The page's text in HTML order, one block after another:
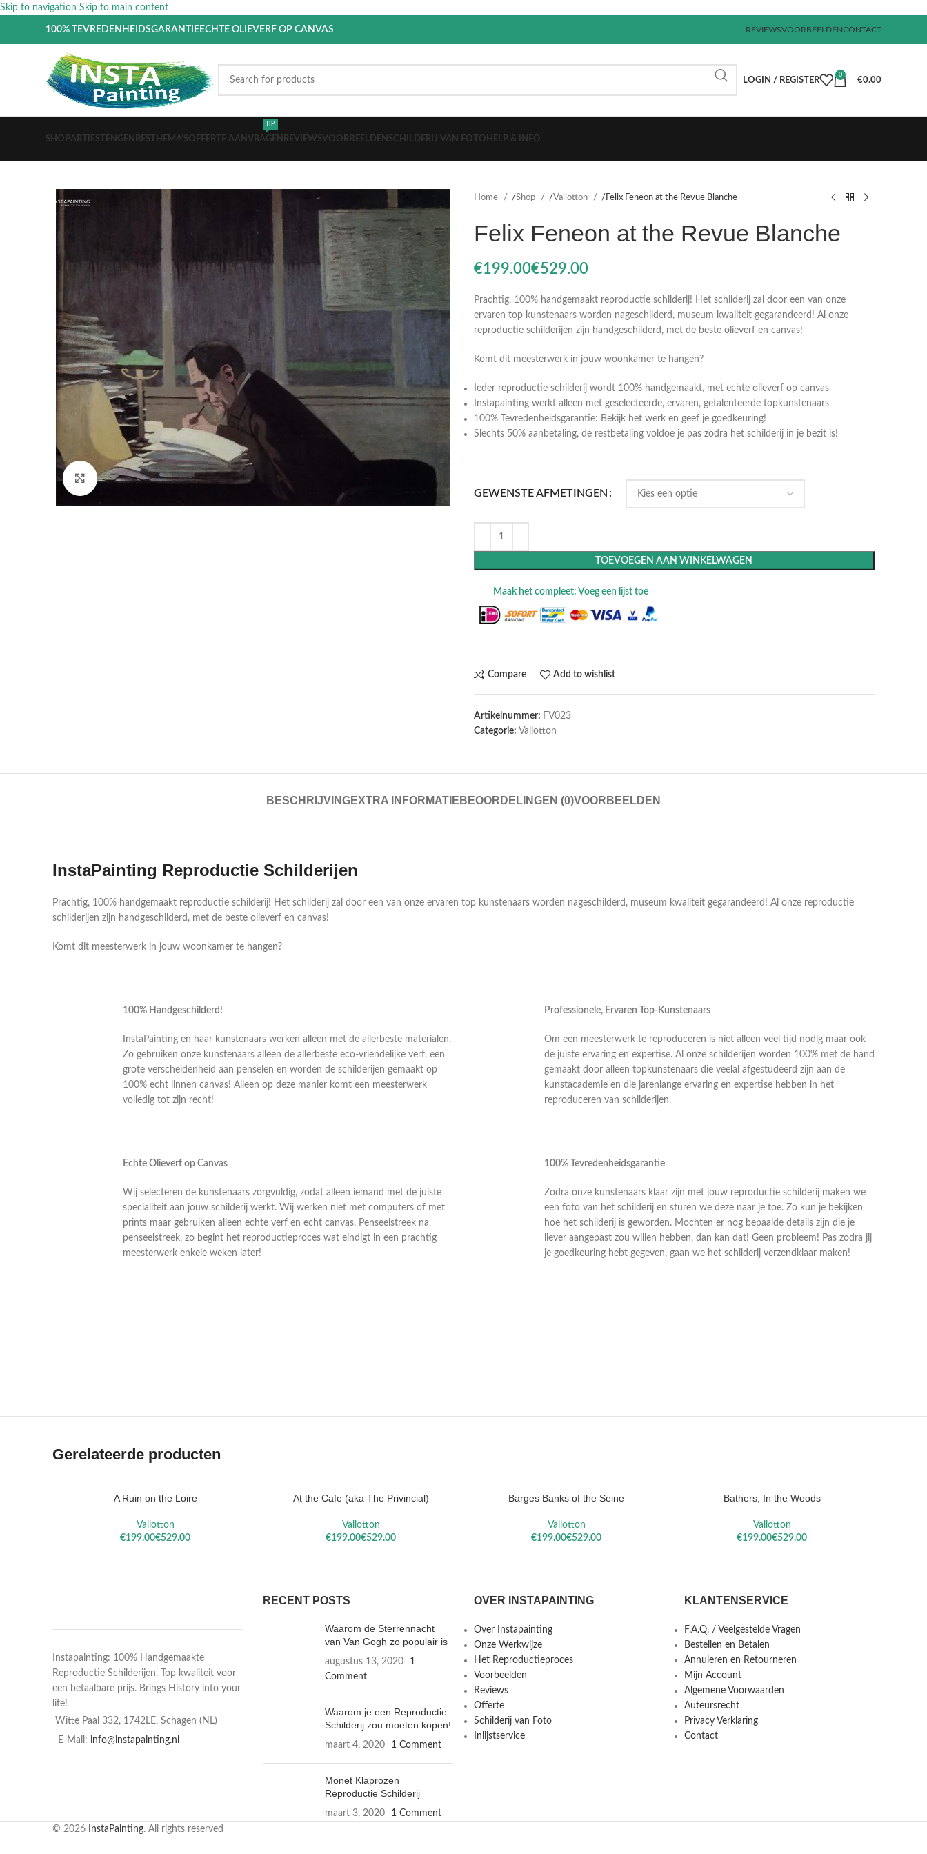
Skip to navigation Skip to main content
100% TEVREDENHEIDSGARANTIEECHTE OLIEVERF OP CANVAS REVIEWSVOORBEELDENCONTACT
LOGIN / REGISTER
0
€0.00
SHOPARTIESTEN GENRES THEMA’SOFFERTE AANVRAGEN
TIP
REVIEWSVOORBEELDEN SCHILDERIJ VAN FOTO HELP & INFO
Click to enlarge
Home Shop Vallotton Felix Feneon at the Revue Blanche
Felix Feneon at the Revue Blanche
€ €
Prachtig, 100% handgemaakt reproductie schilderij! Het schilderij zal door een van onze
ervaren top kunstenaars worden nageschilderd, museum kwaliteit gegarandeerd! Al onze
reproductie schilderijen zijn handgeschilderd, met de beste olieverf en canvas!
Komt dit meesterwerk in jouw woonkamer te hangen?
Ieder reproductie schilderij wordt 100% handgemaakt, met echte olieverf op canvas
Instapainting werkt alleen met geselecteerde, ervaren, getalenteerde topkunstenaars
100% Tevredenheidsgarantie: Bekijk het werk en geef je goedkeuring!
Slechts 50% aanbetaling, de restbetaling voldoe je pas zodra het schilderij in je bezit is!
GEWENSTE AFMETINGEN
TOEVOEGEN AAN WINKELWAGEN
Maak het compleet: Voeg een lijst toe
Compare Add to wishlist
Artikelnummer: FV023
Categorie: Vallotton
BESCHRIJVINGEXTRA INFORMATIE BEOORDELINGEN (0)VOORBEELDEN
InstaPainting Reproductie Schilderijen
Prachtig, 100% handgemaakt reproductie schilderij! Het schilderij zal door een van onze ervaren top kunstenaars worden nageschilderd, museum kwaliteit gegarandeerd! Al onze reproductie
schilderijen zijn handgeschilderd, met de beste olieverf en canvas!
Komt dit meesterwerk in jouw woonkamer te hangen?
100% Handgeschilderd!
InstaPainting en haar kunstenaars werken alleen met de allerbeste materialen.
Zo gebruiken onze kunstenaars alleen de allerbeste eco-vriendelijke verf, een
grote verscheidenheid aan penselen en worden de schilderijen gemaakt op
100% echt linnen canvas! Alleen op deze manier komt een meesterwerk
volledig tot zijn recht!
Echte Olieverf op Canvas
Wij selecteren de kunstenaars zorgvuldig, zodat alleen iemand met de juiste
specialiteit aan jouw schilderij werkt. Wij werken niet met computers of met
prints maar gebruiken alleen echte verf en echt canvas. Penseelstreek na
penseelstreek, zo begint het reproductieproces wat eindigt in een prachtig
meesterwerk enkele weken later!
Professionele, Ervaren Top-Kunstenaars
Om een meesterwerk te reproduceren is niet alleen veel tijd nodig maar ook
de juiste ervaring en expertise. Al onze schilderijen worden 100% met de hand
gemaakt door alleen topkunstenaars die veelal afgestudeerd zijn aan de
kunstacademie en die jarenlange ervaring en expertise hebben in het
reproduceren van schilderijen.
100% Tevredenheidsgarantie
Zodra onze kunstenaars klaar zijn met jouw reproductie schilderij maken we
een foto van het schilderij en sturen we deze naar je toe. Zo kun je bekijken
hoe het schilderij is geworden. Mochten er nog bepaalde details zijn die je
liever aangepast zou willen hebben, dan kan dat! Geen probleem! Pas zodra jij
je goedkeuring hebt gegeven, gaan we het schilderij verzendklaar maken!
Gerelateerde producten
OPTIES SELECTERENA Ruin on the Loire
Vallotton
€
€
OPTIES SELECTEREN
At the Cafe (aka The Privincial)
Vallotton
€
€
OPTIES SELECTEREN
Barges Banks of the Seine
Vallotton
€
€
OPTIES SELECTERENBathers, In the Woods
Vallotton
€
€
Instapainting: 100% Handgemaakte
Reproductie Schilderijen. Top kwaliteit voor
een betaalbare prijs. Brings History into your
life!
Witte Paal 332, 1742LE, Schagen (NL)
E-Mail: info@instapainting.nl
RECENT POSTS
Waarom de Sterrennacht
van Van Gogh zo populair is
augustus 13, 2020
1
Comment
Waarom je een Reproductie
Schilderij zou moeten kopen!
maart 4, 2020 1 Comment
Monet Klaprozen
Reproductie Schilderij
maart 3, 2020 1 Comment
OVER INSTAPAINTING
Over Instapainting
Onze Werkwijze
Het Reproductieproces
Voorbeelden
Reviews
Offerte
Schilderij van Foto
Inlijstservice
KLANTENSERVICE
F.A.Q. / Veelgestelde Vragen
Bestellen en Betalen
Annuleren en Retourneren
Mijn Account
Algemene Voorwaarden
Auteursrecht
Privacy Verklaring
Contact
© 2026 InstaPainting. All rights reserved